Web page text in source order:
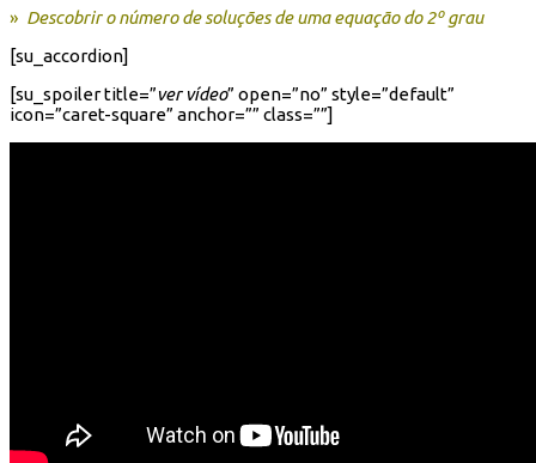
» Descobrir o número de soluções de uma equação do 2º grau
[su_accordion]
[su_spoiler title=”ver vídeo” open=”no” style=”default”
icon=”caret-square” anchor=”” class=””]